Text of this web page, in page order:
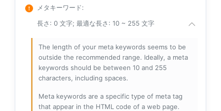
メタキーワード:
長さ: 0 文字; 最適な長さ: 10 ~ 255 文字
The length of your meta keywords seems to be
outside the recommended range. Ideally, a meta
keywords should be between 10 and 255
characters, including spaces.
Meta keywords are a specific type of meta tag
that appear in the HTML code of a web page.